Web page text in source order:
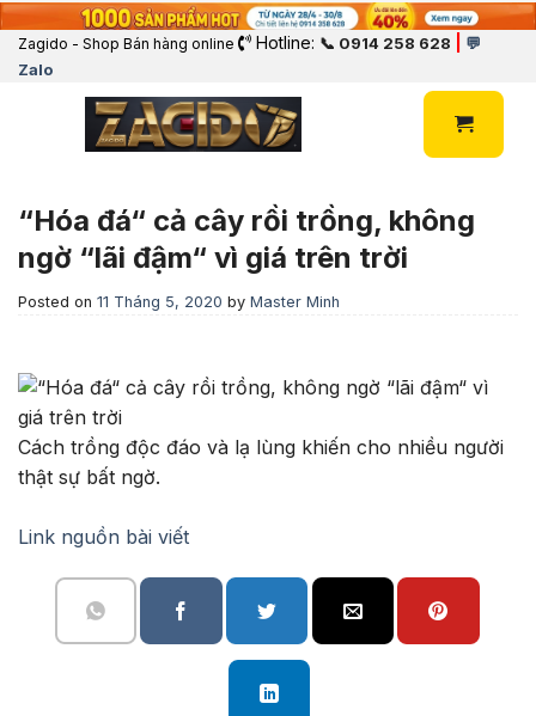
Zagido - Shop Bán hàng online Hotline: 📞 0914 258 628
💬
Zalo
“Hóa đá“ cả cây rồi trồng, không
ngờ “lãi đậm“ vì giá trên trời
Posted on 11 Tháng 5, 2020 by Master Minh
Cách trồng độc đáo và lạ lùng khiến cho nhiều người
thật sự bất ngờ.
Link nguồn bài viết